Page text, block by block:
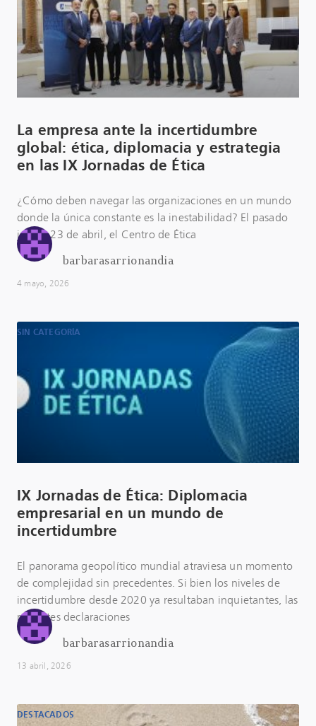
barbarasarrionandia
La empresa ante la incertidumbre
global: ética, diplomacia y estrategia
en las IX Jornadas de Ética
¿Cómo deben navegar las organizaciones en un mundo
donde la única constante es la inestabilidad? El pasado
jueves 23 de abril, el Centro de Ética
4 mayo, 2026
SIN CATEGORÍA
barbarasarrionandia
IX Jornadas de Ética: Diplomacia
empresarial en un mundo de
incertidumbre
El panorama geopolítico mundial atraviesa un momento
de complejidad sin precedentes. Si bien los niveles de
incertidumbre desde 2020 ya resultaban inquietantes, las
recientes declaraciones
13 abril, 2026
DESTACADOS